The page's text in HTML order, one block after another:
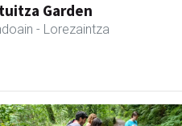
Garden
- Lorezaintza